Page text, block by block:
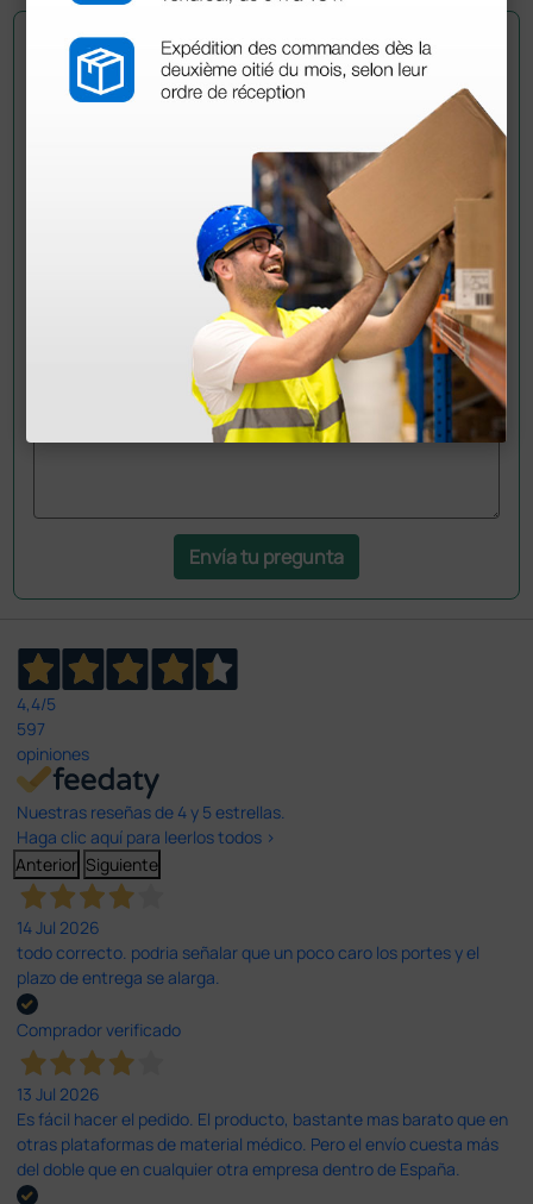
Pregúntale a un colega
¿Todavía tienes alguna duda? ¿Necesitas más
Envía ahora mismo tu pregunta a los colegas que ya
han adquirido este producto.
Envía tu pregunta
4,4/5
597
opiniones
Nuestras reseñas de 4 y 5 estrellas.
Haga clic aquí para leerlos todos >
Anterior Siguiente
14 Jul 2026
todo correcto. podria señalar que un poco caro los portes y el
plazo de entrega se alarga.
Comprador verificado
13 Jul 2026
Es fácil hacer el pedido. El producto, bastante mas barato que en
otras plataformas de material médico. Pero el envío cuesta más
del doble que en cualquier otra empresa dentro de España.